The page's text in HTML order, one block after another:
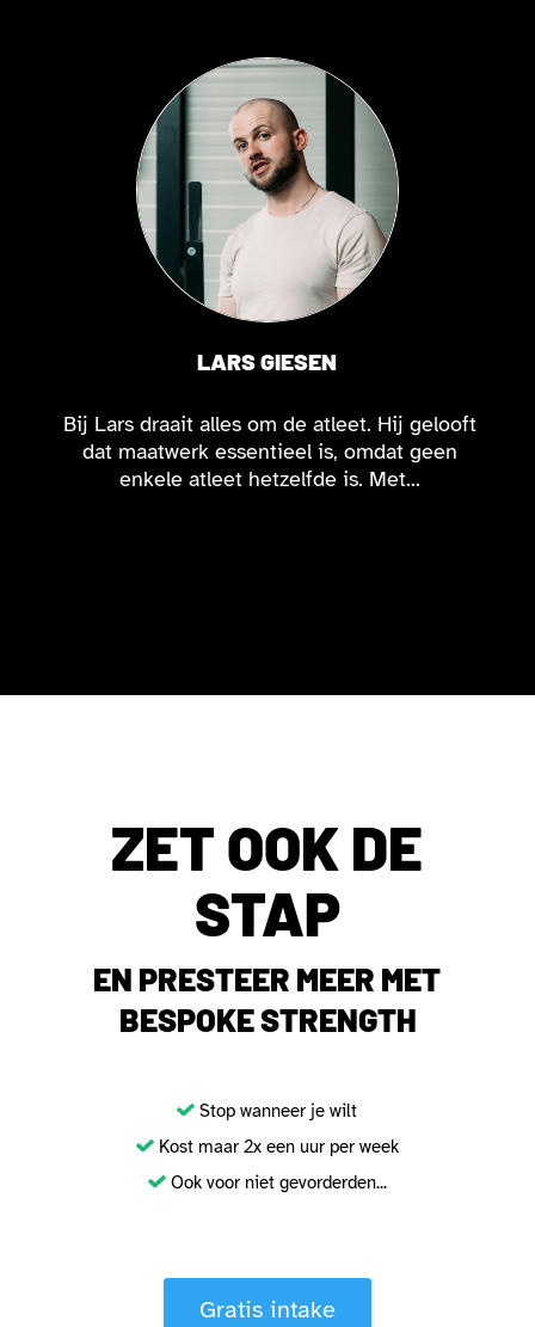
LARS GIESEN
Bij Lars draait alles om de atleet. Hij gelooft
dat maatwerk essentieel is, omdat geen
enkele atleet hetzelfde is. Met...
ZET OOK DE
STAP
EN PRESTEER MEER MET
BESPOKE STRENGTH
Stop wanneer je wilt
Kost maar 2x een uur per week
Ook voor niet gevorderden...
Gratis intake